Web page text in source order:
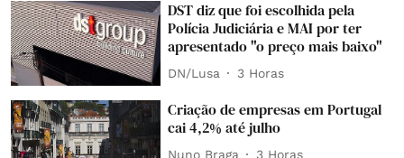
DST diz que foi escolhida pela
Polícia Judiciária e MAI por ter
apresentado "o preço mais baixo"
DN/Lusa 3 Horas
Criação de empresas em Portugal
cai 4,2% até julho
Nuno Braga 3 Horas